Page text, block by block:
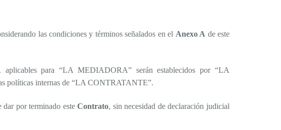
las condiciones y términos señalados en el Anexo A de este
aplicables para “LA MEDIADORA” serán establecidos por “LA
políticas internas de “LA CONTRATANTE”.
dar por terminado esteContrato, sin necesidad de declaración judicial